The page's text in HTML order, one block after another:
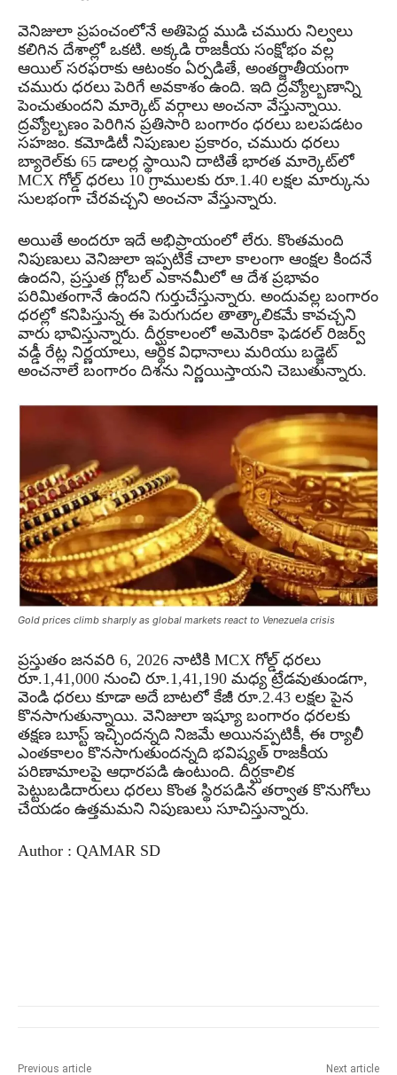
వెనిజులా ప్రపంచంలోనే అతిపెద్ద ముడి చమురు నిల్వలు
కలిగిన దేశాల్లో ఒకటి. అక్కడి రాజకీయ సంక్షోభం వల్ల
ఆయిల్ సరఫరాకు ఆటంకం ఏర్పడితే, అంతర్జాతీయంగా
చమురు ధరలు పెరిగే అవకాశం ఉంది. ఇది ద్రవ్యోల్బణాన్ని
పెంచుతుందని మార్కెట్ వర్గాలు అంచనా వేస్తున్నాయి.
ద్రవ్యోల్బణం పెరిగిన ప్రతిసారి బంగారం ధరలు బలపడటం
సహజం. కమోడిటీ నిపుణుల ప్రకారం, చమురు ధరలు
బ్యారెల్‌కు 65 డాలర్ల స్థాయిని దాటితే భారత మార్కెట్‌లో
MCX గోల్డ్ ధరలు 10 గ్రాములకు రూ.1.40 లక్షల మార్కును
సులభంగా చేరవచ్చని అంచనా వేస్తున్నారు.
అయితే అందరూ ఇదే అభిప్రాయంలో లేరు. కొంతమంది
నిపుణులు వెనిజులా ఇప్పటికే చాలా కాలంగా ఆంక్షల కిందనే
ఉందని, ప్రస్తుత గ్లోబల్ ఎకానమీలో ఆ దేశ ప్రభావం
పరిమితంగానే ఉందని గుర్తుచేస్తున్నారు. అందువల్ల బంగారం
ధరల్లో కనిపిస్తున్న ఈ పెరుగుదల తాత్కాలికమే కావచ్చని
వారు భావిస్తున్నారు. దీర్ఘకాలంలో అమెరికా ఫెడరల్ రిజర్వ్
వడ్డీ రేట్ల నిర్ణయాలు, ఆర్థిక విధానాలు మరియు బడ్జెట్
అంచనాలే బంగారం దిశను నిర్ణయిస్తాయని చెబుతున్నారు.
Gold prices climb sharply as global markets react to Venezuela crisis
ప్రస్తుతం జనవరి 6, 2026 నాటికి MCX గోల్డ్ ధరలు
రూ.1,41,000 నుంచి రూ.1,41,190 మధ్య ట్రేడవుతుండగా,
వెండి ధరలు కూడా అదే బాటలో కేజీ రూ.2.43 లక్షల పైన
కొనసాగుతున్నాయి. వెనిజులా ఇష్యూ బంగారం ధరలకు
తక్షణ బూస్ట్ ఇచ్చిందన్నది నిజమే అయినప్పటికీ, ఈ ర్యాలీ
ఎంతకాలం కొనసాగుతుందన్నది భవిష్యత్ రాజకీయ
పరిణామాలపై ఆధారపడి ఉంటుంది. దీర్ఘకాలిక
పెట్టుబడిదారులు ధరలు కొంత స్థిరపడిన తర్వాత కొనుగోలు
చేయడం ఉత్తమమని నిపుణులు సూచిస్తున్నారు.
Author : QAMAR SD
Previous article Next article